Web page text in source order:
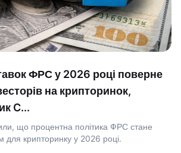
ФРС у 2026 році поверне
на крипторинок,
C...
що процентна політика ФРС стане
крипторинку у 2026 році.